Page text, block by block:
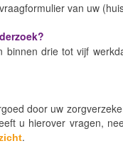
van uw
binnen drie tot vijf
door uw
u hierover vragen,
.